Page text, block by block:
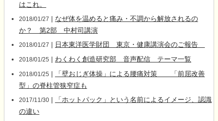
はこれ。
2018/01/27 | なぜ体を温めると痛み・不調から解放されるの
か？ 第2部 中村司講演
2018/01/27 | 日本東洋医学財団 東京・健康講演会のご報告
2018/01/25 | わくわく創造研究部 音声配信 テーマ一覧
2018/01/25 |
「壁おじぎ体操」による腰痛対策 「前屈改善
型」の脊柱管狭窄症も
2017/11/30|
「ホットパック」という名前によるイメージ、認識
の違い